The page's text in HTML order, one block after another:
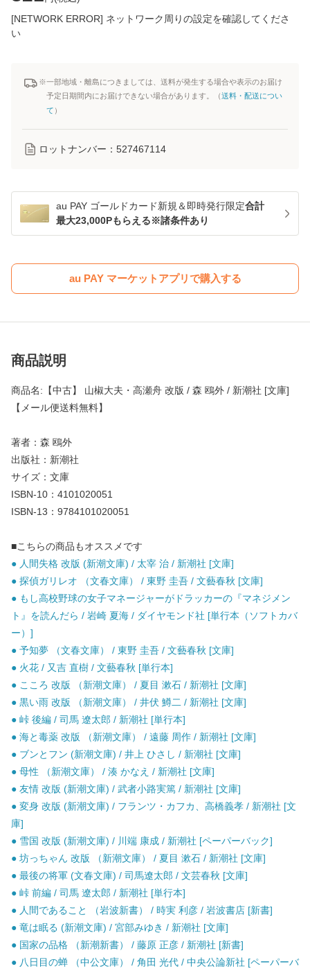
[NETWORK ERROR] ネットワーク周りの設定を確認してくださ
い
※一部地域・離島につきましては、送料が発生する場合や表示のお届け
予定日期間内にお届けできない場合があります。（送料・配送につい
て ）
ロットナンバー： 527467114
au PAY ゴールドカード新規＆即時発行限定合計
最大23,000Pもらえる※諸条件あり
au PAY マーケットアプリで購入する
商品説明
商品名:【中古】 山椒大夫・高瀬舟 改版 / 森 鴎外 / 新潮社 [文庫]
【メール便送料無料】
著者：森 鴎外
出版社：新潮社
サイズ：文庫
ISBN-10：4101020051
ISBN-13：9784101020051
■こちらの商品もオススメです
● 人間失格 改版 (新潮文庫) / 太宰 治 / 新潮社 [文庫]
● 探偵ガリレオ （文春文庫） / 東野 圭吾 / 文藝春秋 [文庫]
● もし高校野球の女子マネージャーがドラッカーの『マネジメン
ト』を読んだら / 岩崎 夏海 / ダイヤモンド社 [単行本（ソフトカバ
ー）]
● 予知夢 （文春文庫） / 東野 圭吾 / 文藝春秋 [文庫]
● 火花 / 又吉 直樹 / 文藝春秋 [単行本]
● こころ 改版 （新潮文庫） / 夏目 漱石 / 新潮社 [文庫]
● 黒い雨 改版 （新潮文庫） / 井伏 鱒二 / 新潮社 [文庫]
● 峠 後編 / 司馬 遼太郎 / 新潮社 [単行本]
● 海と毒薬 改版 （新潮文庫） / 遠藤 周作 / 新潮社 [文庫]
● ブンとフン (新潮文庫) / 井上 ひさし / 新潮社 [文庫]
● 母性 （新潮文庫） / 湊 かなえ / 新潮社 [文庫]
● 友情 改版 (新潮文庫) / 武者小路実篤 / 新潮社 [文庫]
● 変身 改版 (新潮文庫) / フランツ・カフカ、高橋義孝 / 新潮社 [文
庫]
● 雪国 改版 (新潮文庫) / 川端 康成 / 新潮社 [ペーパーバック]
● 坊っちゃん 改版 （新潮文庫） / 夏目 漱石 / 新潮社 [文庫]
● 最後の将軍 (文春文庫) / 司馬遼太郎 / 文芸春秋 [文庫]
● 峠 前編 / 司馬 遼太郎 / 新潮社 [単行本]
● 人間であること （岩波新書） / 時実 利彦 / 岩波書店 [新書]
● 竜は眠る (新潮文庫) / 宮部みゆき / 新潮社 [文庫]
● 国家の品格 （新潮新書） / 藤原 正彦 / 新潮社 [新書]
● 八日目の蝉 （中公文庫） / 角田 光代 / 中央公論新社 [ペーパーバ